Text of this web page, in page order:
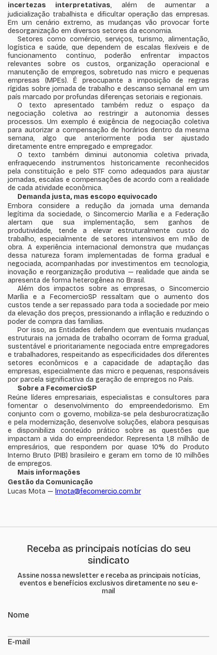
incertezas interpretativas, além de aumentar a
judicialização trabalhista e dificultar operação das empresas.
Em um cenário extremo, as mudanças vão provocar forte
desorganização em diversos setores da economia.
Setores como comércio, serviços, turismo, alimentação,
logística e saúde, que dependem de escalas flexíveis e de
funcionamento contínuo, poderão enfrentar impactos
relevantes sobre os custos, organização operacional e
manutenção de empregos, sobretudo nas micro e pequenas
empresas (MPEs). É preocupante a imposição de regras
rígidas sobre jornada de trabalho e descanso semanal em um
país marcado por profundas diferenças setoriais e regionais.
O texto apresentado também reduz o espaço da
negociação coletiva ao restringir a autonomia desses
processos. Um exemplo é exigência de negociação coletiva
para autorizar a compensação de horários dentro da mesma
semana, algo que anteriormente podia ser ajustado
diretamente entre empregado e empregador.
O texto também diminui autonomia coletiva privada,
enfraquecendo instrumentos historicamente reconhecidos
pela constituição e pelo STF como adequados para ajustar
jornadas, escalas e compensações de acordo com a realidade
de cada atividade econômica.
Demanda justa, mas escopo equivocado
Embora considere a redução da jornada uma demanda
legítima da sociedade, o Sincomercio Marília e a Federação
alertam que sua implementação, sem ganhos de
produtividade, tende a elevar estruturalmente custo do
trabalho, especialmente de setores intensivos em mão de
obra. A experiência internacional demonstra que mudanças
dessa natureza foram implementadas de forma gradual e
negociada, acompanhadas por investimentos em tecnologia,
inovação e reorganização produtiva — realidade que ainda se
apresenta de forma heterogênea no Brasil.
Além dos impactos sobre as empresas, o Sincomercio
Marília e a FecomercioSP ressaltam que o aumento dos
custos tende a ser repassado para toda a sociedade por meio
da elevação dos preços, pressionando a inflação e reduzindo o
poder de compra das famílias.
Por isso, as Entidades defendem que eventuais mudanças
estruturais na jornada de trabalho ocorram de forma gradual,
sustentável e prioritariamente negociada entre empregadores
e trabalhadores, respeitando as especificidades dos diferentes
setores econômicos e a capacidade de adaptação das
empresas, especialmente das micro e pequenas, responsáveis
por parcela significativa da geração de empregos no País.
Sobre a FecomercioSP
Reúne líderes empresariais, especialistas e consultores para
fomentar o desenvolvimento do empreendedorismo. Em
conjunto com o governo, mobiliza-se pela desburocratização
e pela modernização, desenvolve soluções, elabora pesquisas
e disponibiliza conteúdo prático sobre as questões que
impactam a vida do empreendedor. Representa 1,8 milhão de
empresários, que respondem por quase 10% do Produto
Interno Bruto (PIB) brasileiro e geram em torno de 10 milhões
de empregos.
Mais informações
Gestão da Comunicação
Lucas Mota — lmota@fecomercio.com.br
Receba as principais notícias do seu
sindicato
Assine nossa newsletter e receba as principais notícias,
eventos e benefícios exclusivos diretamente no seu e-
mail
Nome
E-mail